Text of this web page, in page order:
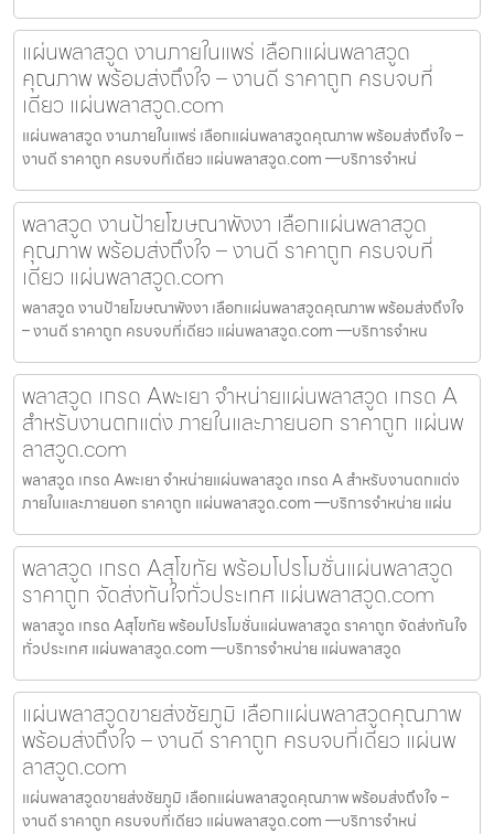
แผ่นพลาสวูด งานภายในแพร่ เลือกแผ่นพลาสวูด
คุณภาพ พร้อมส่งถึงใจ – งานดี ราคาถูก ครบจบที่
เดียว แผ่นพลาสวูด.com
แผ่นพลาสวูด งานภายในแพร่ เลือกแผ่นพลาสวูดคุณภาพ พร้อมส่งถึงใจ –
งานดี ราคาถูก ครบจบที่เดียว แผ่นพลาสวูด.com —บริการจำหน่
พลาสวูด งานป้ายโฆษณาพังงา เลือกแผ่นพลาสวูด
คุณภาพ พร้อมส่งถึงใจ – งานดี ราคาถูก ครบจบที่
เดียว แผ่นพลาสวูด.com
พลาสวูด งานป้ายโฆษณาพังงา เลือกแผ่นพลาสวูดคุณภาพ พร้อมส่งถึงใจ
– งานดี ราคาถูก ครบจบที่เดียว แผ่นพลาสวูด.com —บริการจำหน
พลาสวูด เกรด Aพะเยา จำหน่ายแผ่นพลาสวูด เกรด A
สำหรับงานตกแต่ง ภายในและภายนอก ราคาถูก แผ่นพ
ลาสวูด.com
พลาสวูด เกรด Aพะเยา จำหน่ายแผ่นพลาสวูด เกรด A สำหรับงานตกแต่ง
ภายในและภายนอก ราคาถูก แผ่นพลาสวูด.com —บริการจำหน่าย แผ่น
พลาสวูด เกรด Aสุโขทัย พร้อมโปรโมชั่นแผ่นพลาสวูด
ราคาถูก จัดส่งทันใจทั่วประเทศ แผ่นพลาสวูด.com
พลาสวูด เกรด Aสุโขทัย พร้อมโปรโมชั่นแผ่นพลาสวูด ราคาถูก จัดส่งทันใจ
ทั่วประเทศ แผ่นพลาสวูด.com —บริการจำหน่าย แผ่นพลาสวูด
แผ่นพลาสวูดขายส่งชัยภูมิ เลือกแผ่นพลาสวูดคุณภาพ
พร้อมส่งถึงใจ – งานดี ราคาถูก ครบจบที่เดียว แผ่นพ
ลาสวูด.com
แผ่นพลาสวูดขายส่งชัยภูมิ เลือกแผ่นพลาสวูดคุณภาพ พร้อมส่งถึงใจ –
งานดี ราคาถูก ครบจบที่เดียว แผ่นพลาสวูด.com —บริการจำหน่